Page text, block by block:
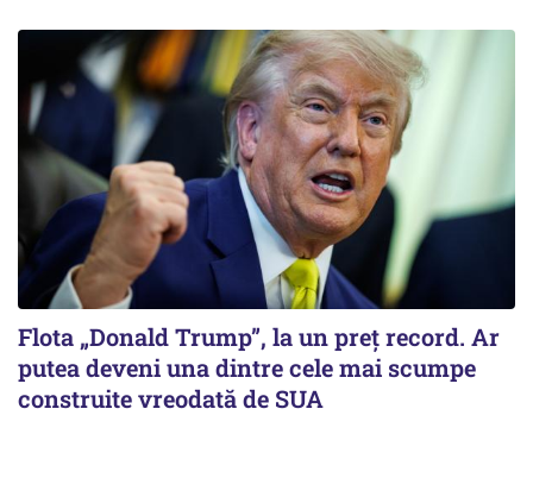
Flota „Donald Trump”, la un preț record. Ar
putea deveni una dintre cele mai scumpe
construite vreodată de SUA